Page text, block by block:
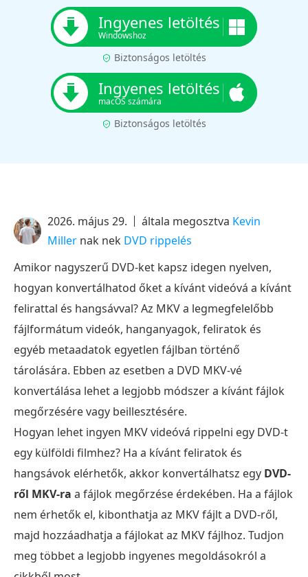
Ingyenes letöltés
Windowshoz
Biztonságos letöltés
Ingyenes letöltés
macOS számára
Biztonságos letöltés
2026. május 29. általa megosztva Kevin
Miller nak nek DVD rippelés
Amikor nagyszerű DVD-ket kapsz idegen nyelven,
hogyan konvertálhatod őket a kívánt videóvá a kívánt
felirattal és hangsávval? Az MKV a legmegfelelőbb
fájlformátum videók, hanganyagok, feliratok és
egyéb metaadatok egyetlen fájlban történő
tárolására. Ebben az esetben a DVD MKV-vé
konvertálása lehet a legjobb módszer a kívánt fájlok
megőrzésére vagy beillesztésére.
Hogyan lehet ingyen MKV videóvá rippelni egy DVD-t
egy külföldi filmhez? Ha a kívánt feliratok és
hangsávok elérhetők, akkor konvertálhatsz egy DVD-
ről MKV-ra a fájlok megőrzése érdekében. Ha a fájlok
nem érhetők el, kibonthatja az MKV fájlt a DVD-ről,
majd hozzáadhatja a fájlokat az MKV fájlhoz. Tudjon
meg többet a legjobb ingyenes megoldásokról a